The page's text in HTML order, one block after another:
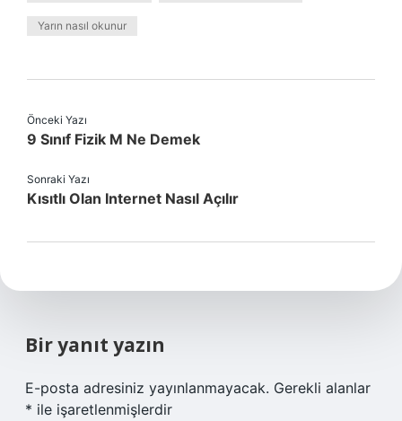
Yarın nasıl okunur
Önceki Yazı
9 Sınıf Fizik M Ne Demek
Sonraki Yazı
Kısıtlı Olan Internet Nasıl Açılır
Bir yanıt yazın
E-posta adresiniz yayınlanmayacak. Gerekli alanlar
* ile işaretlenmişlerdir